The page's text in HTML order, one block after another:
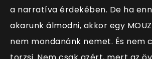
a narratíva érdekében. De ha
akarunk álmodni, akkor egy
nem mondanánk nemet. És nem